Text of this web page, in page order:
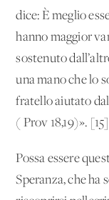
dice: È meglio
hanno maggior
sostenuto
una mano che lo
fratello aiutato
( Prov 18,19)». [15]
Possa essere
Speranza, che ha